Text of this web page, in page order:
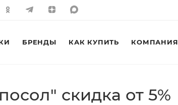
БРЕНДЫ КАК КУПИТЬ КОМПАНИЯ
скидка от 5%